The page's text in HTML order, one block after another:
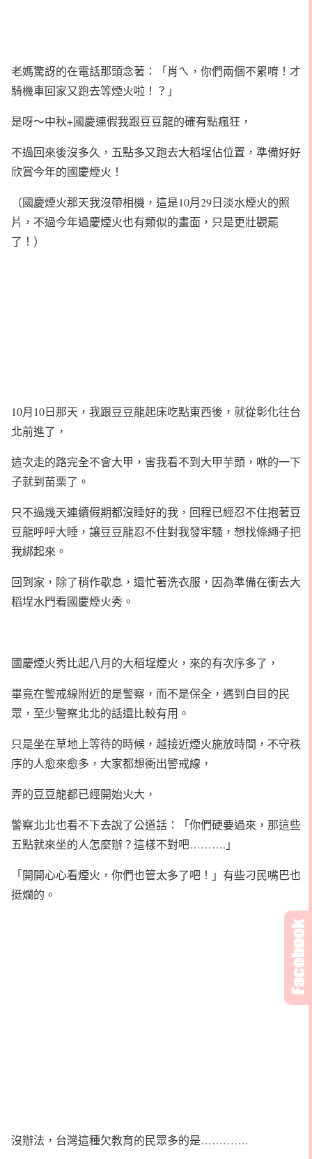
老媽驚訝的在電話那頭念著：「肖ㄟ，你們兩個不累唷！才
騎機車回家又跑去等煙火啦！？」
是呀～中秋+國慶連假我跟豆豆龍的確有點瘋狂，
不過回來後沒多久，五點多又跑去大稻埕佔位置，準備好好
欣賞今年的國慶煙火！
（國慶煙火那天我沒帶相機，這是10月29日淡水煙火的照
片，不過今年過慶煙火也有類似的畫面，只是更壯觀罷
了！）
10月10日那天，我跟豆豆龍起床吃點東西後，就從彰化往台
北前進了，
這次走的路完全不會大甲，害我看不到大甲芋頭，咻的一下
子就到苗栗了。
只不過幾天連續假期都沒睡好的我，回程已經忍不住抱著豆
豆龍呼呼大睡，讓豆豆龍忍不住對我發牢騷，想找條繩子把
我綁起來。
回到家，除了稍作歇息，還忙著洗衣服，因為準備在衝去大
稻埕水門看國慶煙火秀。
國慶煙火秀比起八月的大稻埕煙火，來的有次序多了，
畢竟在警戒線附近的是警察，而不是保全，遇到白目的民
眾，至少警察北北的話還比較有用。
只是坐在草地上等待的時候，越接近煙火施放時間，不守秩
序的人愈來愈多，大家都想衝出警戒線，
弄的豆豆龍都已經開始火大，
警察北北也看不下去說了公道話：「你們硬要過來，那這些
五點就來坐的人怎麼辦？這樣不對吧……….」
「開開心心看煙火，你們也管太多了吧！」有些刁民嘴巴也
挺爛的。
沒辦法，台灣這種欠教育的民眾多的是………….